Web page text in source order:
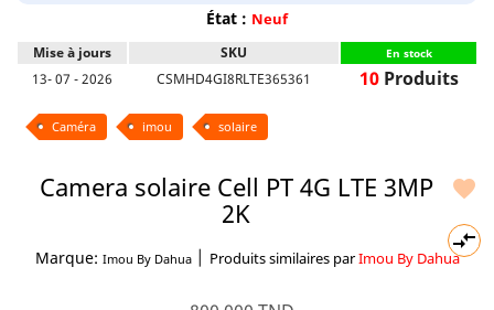
État : Neuf
Mise à jours SKU En stock
13- 07 - 2026 CSMHD4GI8RLTE365361 10Produits
Caméra imou solaire


Camera solaire Cell PT 4G LTE 3MP
2K
Marque: Imou By Dahua | Produits similaires parImou By Dahua